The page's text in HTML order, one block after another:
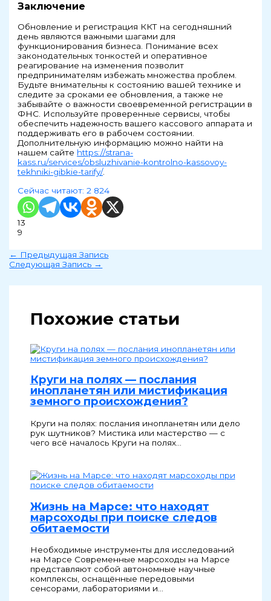
Заключение
Обновление и регистрация ККТ на сегодняшний
день являются важными шагами для
функционирования бизнеса. Понимание всех
законодательных тонкостей и оперативное
реагирование на изменения позволит
предпринимателям избежать множества проблем.
Будьте внимательны к состоянию вашей технике и
следите за сроками ее обновления, а также не
забывайте о важности своевременной регистрации в
ФНС. Используйте проверенные сервисы, чтобы
обеспечить надежность вашего кассового аппарата и
поддерживать его в рабочем состоянии.
Дополнительную информацию можно найти на
нашем сайте https://strana-
kass.ru/services/obsluzhivanie-kontrolno-kassovoy-
tekhniki-gibkie-tarify/.
Сейчас читают: 2 824
13
9
← Предыдущая Запись
Следующая Запись →
Похожие статьи
Круги на полях — послания
инопланетян или мистификация
земного происхождения?
Круги на полях: послания инопланетян или дело
рук шутников? Мистика или мастерство — с
чего всё началось Круги на полях…
Жизнь на Марсе: что находят
марсоходы при поиске следов
обитаемости
Необходимые инструменты для исследований
на Марсе Современные марсоходы на Марсе
представляют собой автономные научные
комплексы, оснащённые передовыми
сенсорами, лабораториями и…